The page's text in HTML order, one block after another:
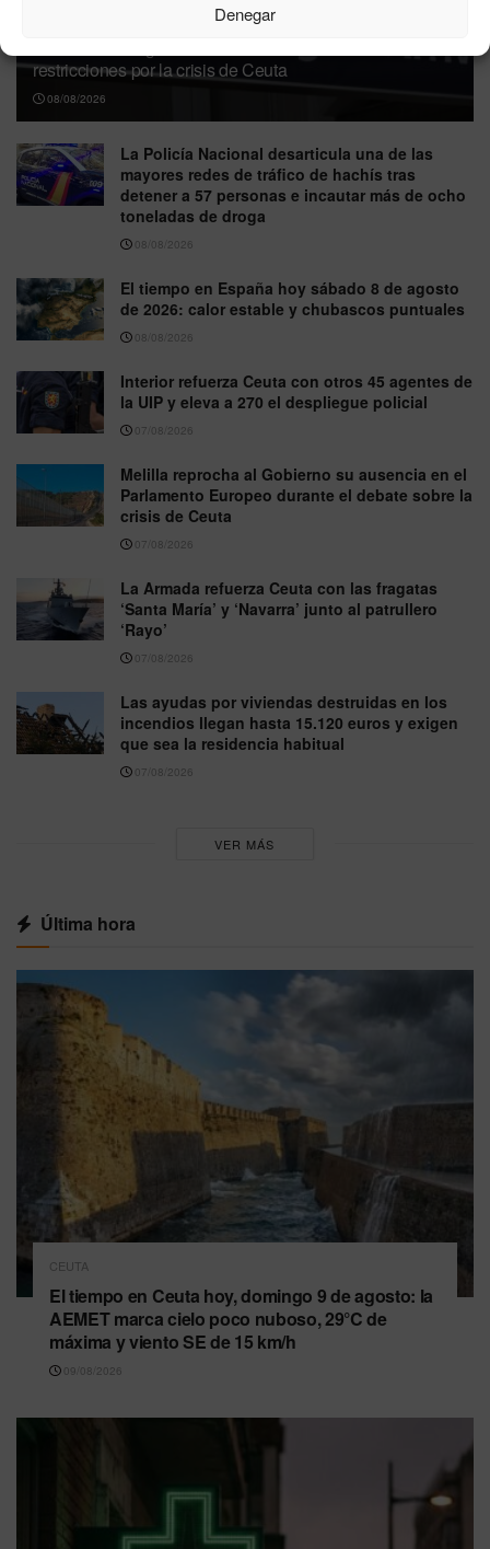
Denegar
España impone controles fronterizos a los viajeros de
restricciones por la crisis de Ceuta
08/08/2026
La Policía Nacional desarticula una de las
mayores redes de tráfico de hachís tras
detener a 57 personas e incautar más de ocho
toneladas de droga
08/08/2026
El tiempo en España hoy sábado 8 de agosto
de 2026: calor estable y chubascos puntuales
08/08/2026
Interior refuerza Ceuta con otros 45 agentes de
la UIP y eleva a 270 el despliegue policial
07/08/2026
Melilla reprocha al Gobierno su ausencia en el
Parlamento Europeo durante el debate sobre la
crisis de Ceuta
07/08/2026
La Armada refuerza Ceuta con las fragatas
‘Santa María’ y ‘Navarra’ junto al patrullero
‘Rayo’
07/08/2026
Las ayudas por viviendas destruidas en los
incendios llegan hasta 15.120 euros y exigen
que sea la residencia habitual
07/08/2026
VER MÁS
Última hora
CEUTA
El tiempo en Ceuta hoy, domingo 9 de agosto: la
AEMET marca cielo poco nuboso, 29°C de
máxima y viento SE de 15 km/h
09/08/2026